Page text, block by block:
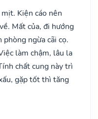
Kiện cáo nên
Mất của, đi hướng
ngừa cãi cọ.
làm chậm, lâu la
chất cung này trì
gặp tốt thì tăng